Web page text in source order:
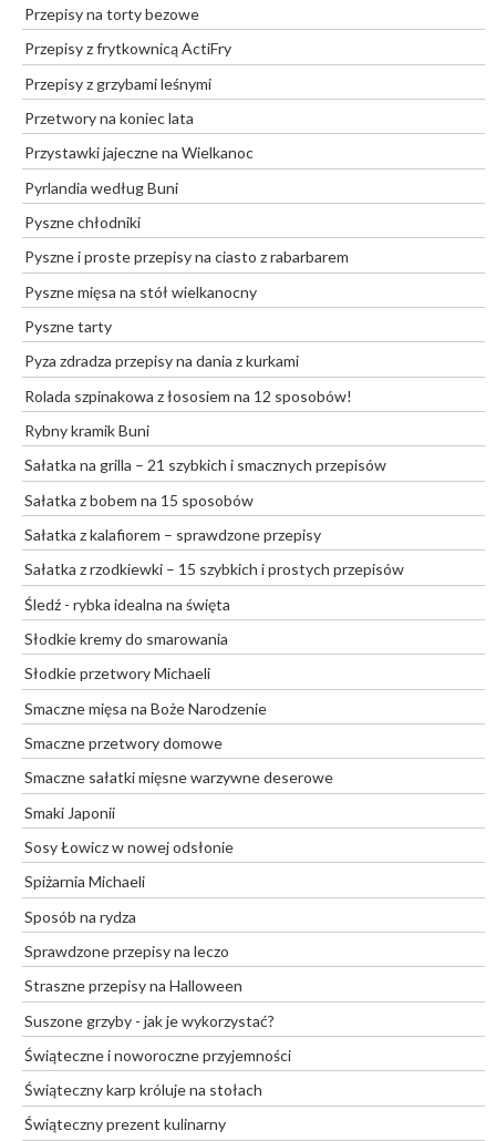
Przepisy na torty bezowe
Przepisy z frytkownicą ActiFry
Przepisy z grzybami leśnymi
Przetwory na koniec lata
Przystawki jajeczne na Wielkanoc
Pyrlandia według Buni
Pyszne chłodniki
Pyszne i proste przepisy na ciasto z rabarbarem
Pyszne mięsa na stół wielkanocny
Pyszne tarty
Pyza zdradza przepisy na dania z kurkami
Rolada szpinakowa z łososiem na 12 sposobów!
Rybny kramik Buni
Sałatka na grilla – 21 szybkich i smacznych przepisów
Sałatka z bobem na 15 sposobów
Sałatka z kalafiorem – sprawdzone przepisy
Sałatka z rzodkiewki – 15 szybkich i prostych przepisów
Śledź - rybka idealna na święta
Słodkie kremy do smarowania
Słodkie przetwory Michaeli
Smaczne mięsa na Boże Narodzenie
Smaczne przetwory domowe
Smaczne sałatki mięsne warzywne deserowe
Smaki Japonii
Sosy Łowicz w nowej odsłonie
Spiżarnia Michaeli
Sposób na rydza
Sprawdzone przepisy na leczo
Straszne przepisy na Halloween
Suszone grzyby - jak je wykorzystać?
Świąteczne i noworoczne przyjemności
Świąteczny karp króluje na stołach
Świąteczny prezent kulinarny